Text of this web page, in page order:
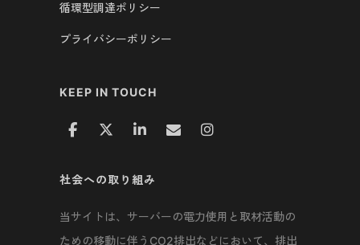
循環型調達ポリシー
プライバシーポリシー
KEEP IN TOUCH
社会への取り組み
当サイトは、サーバーの電力使用と取材活動の
ための移動に伴うCO2排出などにおいて、排出